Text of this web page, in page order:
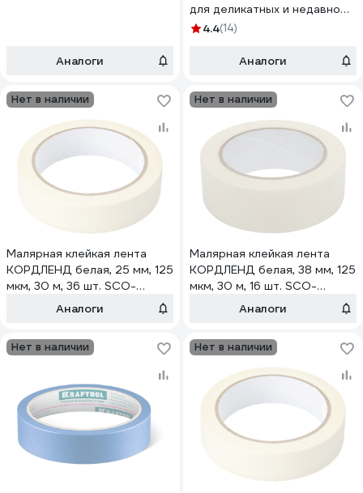
Аналоги
для деликатных и недавно
окрашенных поверхностей
4.4(14)
Аналоги
Нет в наличии
Малярная клейкая лента
КОРДЛЕНД белая, 25 мм, 125
мкм, 30 м, 36 шт. SCO-
00377.36Аналоги
Нет в наличии
Малярная клейкая лента
КОРДЛЕНД белая, 38 мм, 125
мкм, 30 м, 16 шт. SCO-
00379.16Аналоги
Нет в наличии Нет в наличии